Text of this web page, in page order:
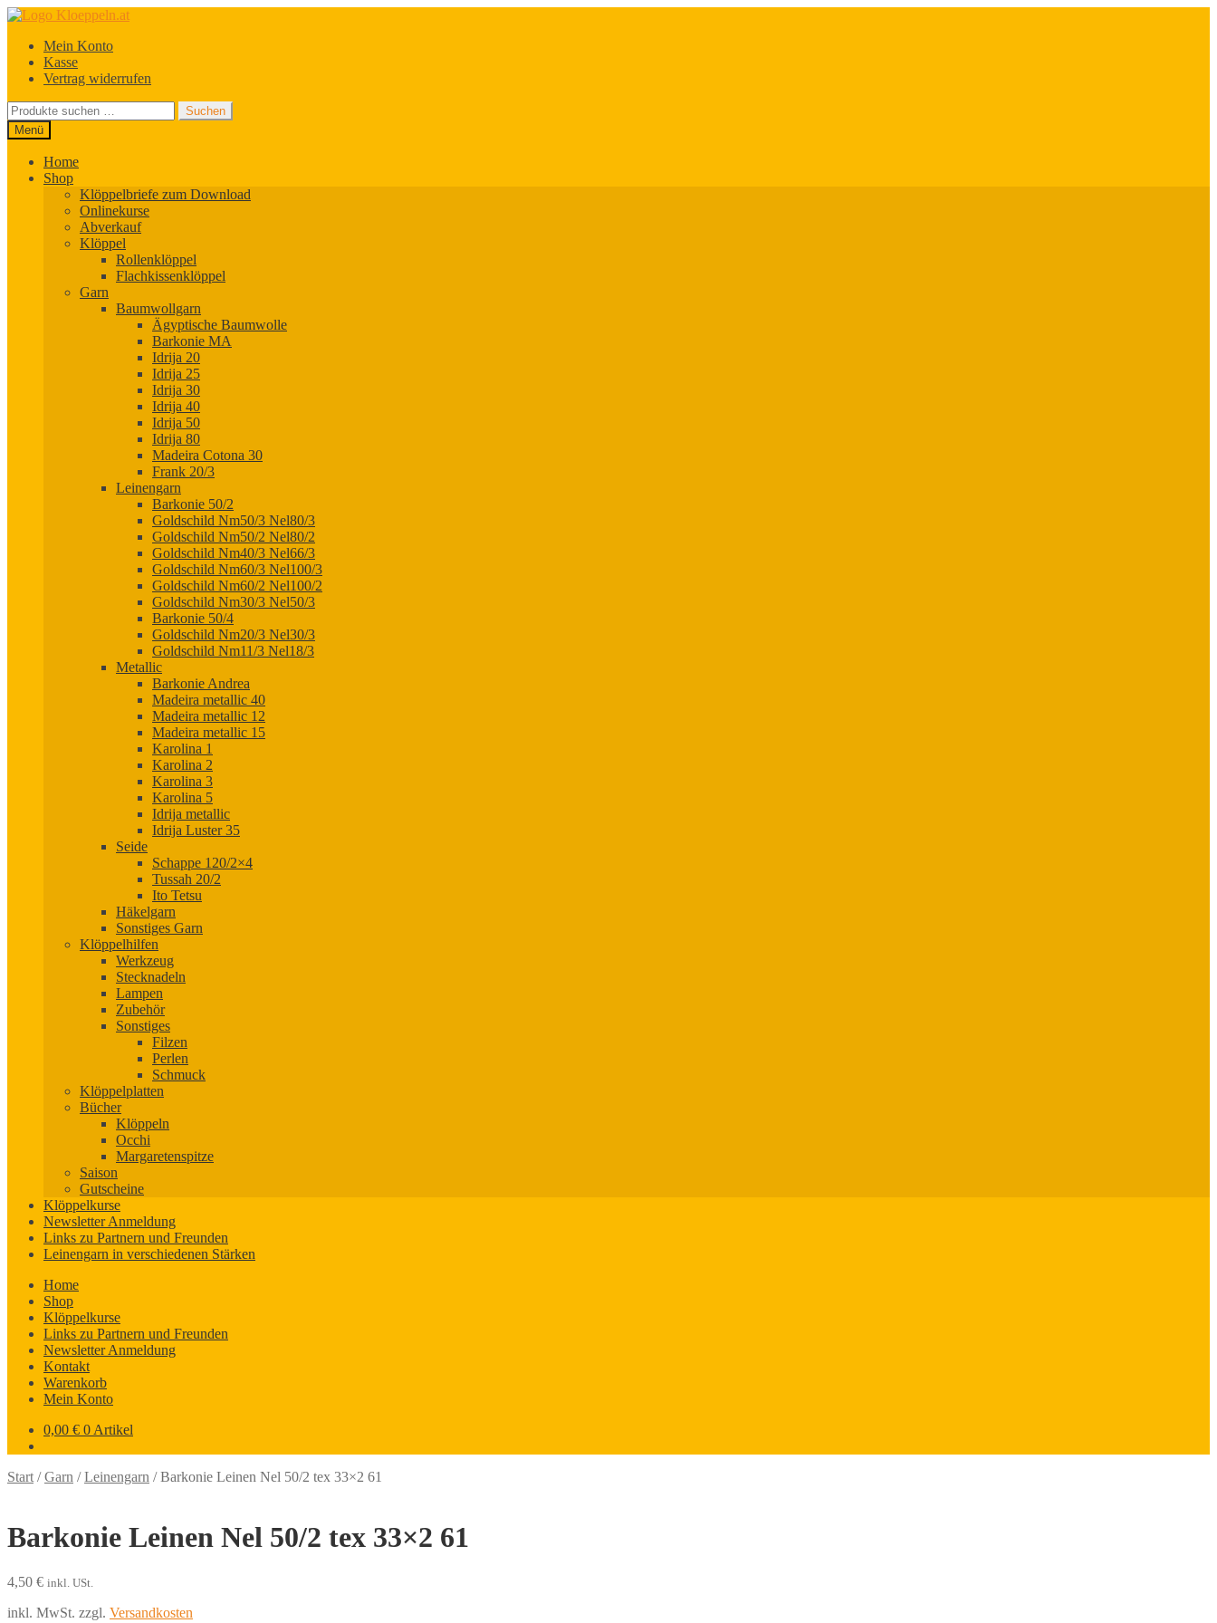
Zur
springen
Zum
springenMein Konto
Kasse
Vertrag widerrufen
Suchen
nach:
Suchen
Menü
Home
Shop
Klöppelbriefe zum Download
Onlinekurse
Abverkauf
Klöppel
Rollenklöppel
Flachkissenklöppel
Garn
Baumwollgarn
Ägyptische Baumwolle
Barkonie MA
Idrija 20
Idrija 25
Idrija 30
Idrija 40
Idrija 50
Idrija 80
Madeira Cotona 30
Frank 20/3
Leinengarn
Barkonie 50/2
Goldschild Nm50/3 Nel80/3
Goldschild Nm50/2 Nel80/2
Goldschild Nm40/3 Nel66/3
Goldschild Nm60/3 Nel100/3
Goldschild Nm60/2 Nel100/2
Goldschild Nm30/3 Nel50/3
Barkonie 50/4
Goldschild Nm20/3 Nel30/3
Goldschild Nm11/3 Nel18/3
Metallic
Barkonie Andrea
Madeira metallic 40
Madeira metallic 12
Madeira metallic 15
Karolina 1
Karolina 2
Karolina 3
Karolina 5
Idrija metallic
Idrija Luster 35
Seide
Schappe 120/2×4
Tussah 20/2
Ito Tetsu
Häkelgarn
Sonstiges Garn
Klöppelhilfen
Werkzeug
Stecknadeln
Lampen
Zubehör
Sonstiges
Filzen
Perlen
Schmuck
Klöppelplatten
Bücher
Klöppeln
Occhi
Margaretenspitze
Saison
Gutscheine
Klöppelkurse
Newsletter Anmeldung
Links zu Partnern und Freunden
Leinengarn in verschiedenen Stärken
Home
Shop
Klöppelkurse
Links zu Partnern und Freunden
Newsletter Anmeldung
Kontakt
Warenkorb
Mein Konto
0,00 € 0 Artikel
Start /Garn /Leinengarn /Barkonie Leinen Nel 50/2 tex 33×2 61
Barkonie Leinen Nel 50/2 tex 33×2 61
4,50 € inkl. USt.
inkl. MwSt. zzgl. Versandkosten